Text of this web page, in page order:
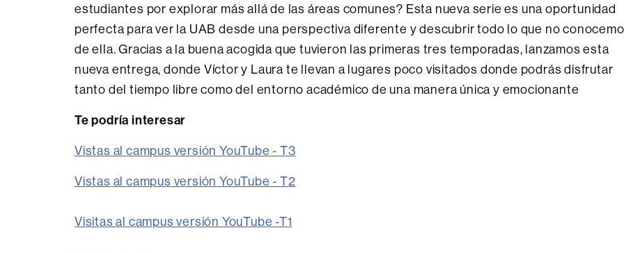
estudiantes por explorar más allá de las áreas comunes? Esta nueva serie es una oportunidad
perfecta para ver la UAB desde una perspectiva diferente y descubrir todo lo que no
de ella. Gracias a la buena acogida que tuvieron las primeras tres temporadas, lanzamos esta
nueva entrega, donde Víctor y Laura te llevan a lugares poco visitados donde podrás disfrutar
tanto del tiempo libre como del entorno académico de una manera única y emocionante
Te podría interesar
Vistas al campus versión YouTube - T3
Vistas al campus versión YouTube - T2
Visitas al campus versión YouTube -T1